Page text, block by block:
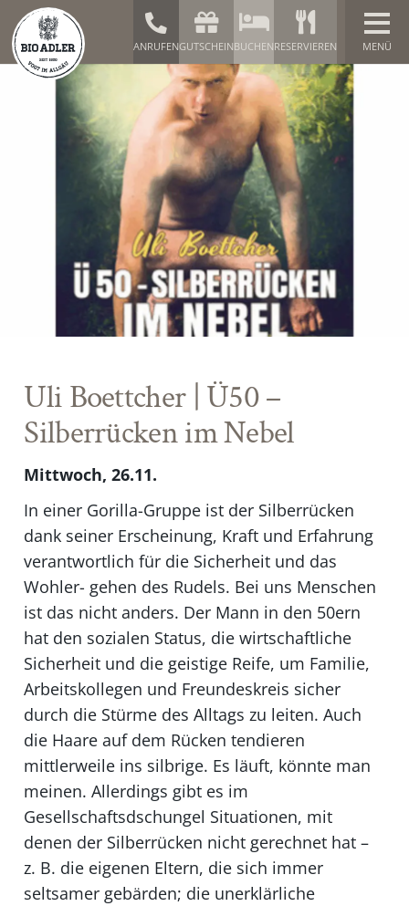
ANRUFENGUTSCHEINBUCHENRESERVIEREN
Uli Boettcher | Ü50 –
Silberrücken im Nebel
Mittwoch, 26.11.
In einer Gorilla-Gruppe ist der Silberrücken
dank seiner Erscheinung, Kraft und Erfahrung
verantwortlich für die Sicherheit und das
Wohler- gehen des Rudels. Bei uns Menschen
ist das nicht anders. Der Mann in den 50ern
hat den sozialen Status, die wirtschaftliche
Sicherheit und die geistige Reife, um Familie,
Arbeitskollegen und Freundeskreis sicher
durch die Stürme des Alltags zu leiten. Auch
die Haare auf dem Rücken tendieren
mittlerweile ins silbrige. Es läuft, könnte man
meinen. Allerdings gibt es im
Gesellschaftsdschungel Situationen, mit
denen der Silberrücken nicht gerechnet hat –
z. B. die eigenen Eltern, die sich immer
seltsamer gebärden; die unerklärliche